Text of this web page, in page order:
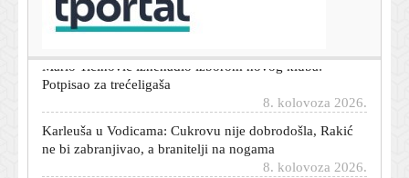
Motociklist poginuo na Učki: Promet u prekidu
Potpisao za trećeligaša
ne bi zabranjivao, a branitelji na nogama
8. kolovoza 2026.